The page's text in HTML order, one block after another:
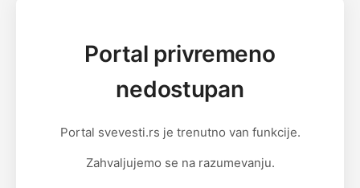
Portal privremeno
nedostupan
Portal svevesti.rs je trenutno van funkcije.
Zahvaljujemo se na razumevanju.